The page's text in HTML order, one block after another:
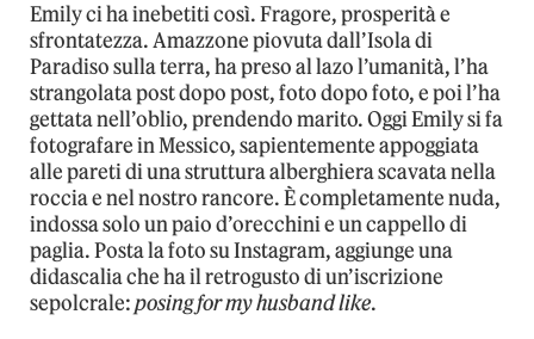
Emily ci ha inebetiti così. Fragore, prosperità e
sfrontatezza. Amazzone piovuta dall’Isola di
Paradiso sulla terra, ha preso al lazo l’umanità, l’ha
strangolata post dopo post, foto dopo foto, e poi l’ha
gettata nell’oblio, prendendo marito. Oggi Emily si fa
fotografare in Messico, sapientemente appoggiata
alle pareti di una struttura alberghiera scavata nella
roccia e nel nostro rancore. È completamente nuda,
indossa solo un paio d’orecchini e un cappello di
paglia. Posta la foto su Instagram, aggiunge una
didascalia che ha il retrogusto di un’iscrizione
sepolcrale:posing for my husband like.